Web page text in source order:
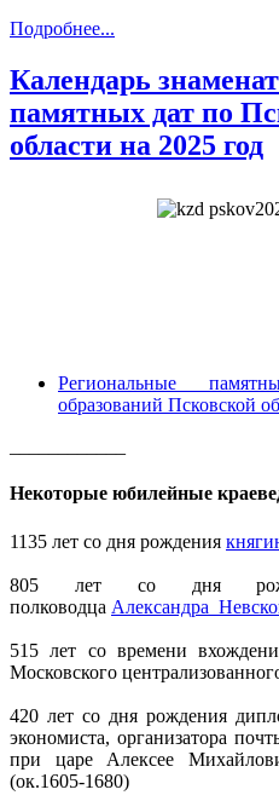
Подробнее...
Календарь
памятных дат по
области на 2025 год
Региональные
образований Псковской
Некоторые юбилейные
1135 лет со дня рождения
805 лет со дня
полководца Александра
515 лет со времени
Московского
420 лет со дня рождения
экономиста, организатора
при царе Алексее
(ок.1605-1680)